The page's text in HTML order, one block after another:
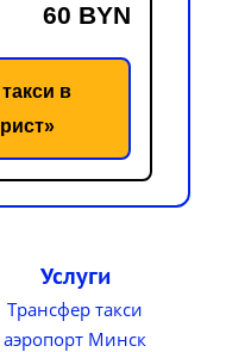
60 BYN
в
Услуги
Трансфер такси
аэропорт Минск